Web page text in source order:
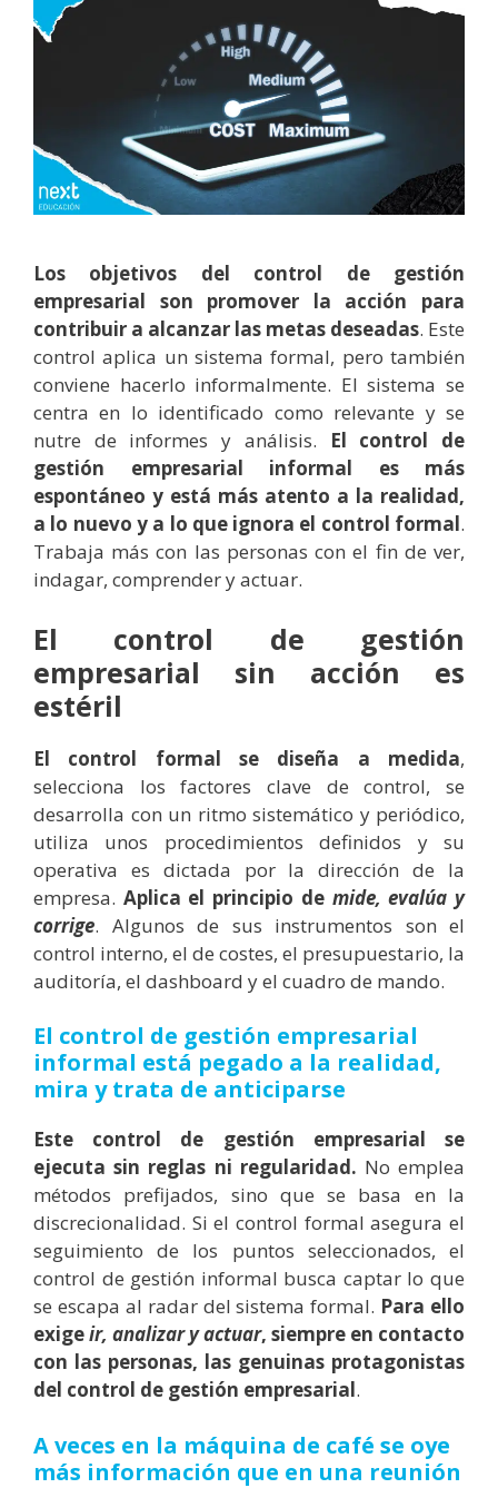
Los objetivos del control de gestión
empresarial son promover la acción para
contribuir a alcanzar las metas deseadas. Este
control aplica un sistema formal, pero también
conviene hacerlo informalmente. El sistema se
centra en lo identificado como relevante y se
nutre de informes y análisis. El control de
gestión empresarial informal es más
espontáneo y está más atento a la realidad,
a lo nuevo y a lo que ignora el control formal.
Trabaja más con las personas con el fin de ver,
indagar, comprender y actuar.
El control de gestión
empresarial sin acción es
estéril
El control formal se diseña a medida,
selecciona los factores clave de control, se
desarrolla con un ritmo sistemático y periódico,
utiliza unos procedimientos definidos y su
operativa es dictada por la dirección de la
empresa. Aplica el principio de mide, evalúa y
corrige. Algunos de sus instrumentos son el
control interno, el de costes, el presupuestario, la
auditoría, el dashboard y el cuadro de mando.
El control de gestión empresarial
informal está pegado a la realidad,
mira y trata de anticiparse
Este control de gestión empresarial se
ejecuta sin reglas ni regularidad. No emplea
métodos prefijados, sino que se basa en la
discrecionalidad. Si el control formal asegura el
seguimiento de los puntos seleccionados, el
control de gestión informal busca captar lo que
se escapa al radar del sistema formal. Para ello
exigeir, analizar y actuar, siempre en contacto
con las personas, las genuinas protagonistas
del control de gestión empresarial.
A veces en la máquina de café se oye
más información que en una reunión